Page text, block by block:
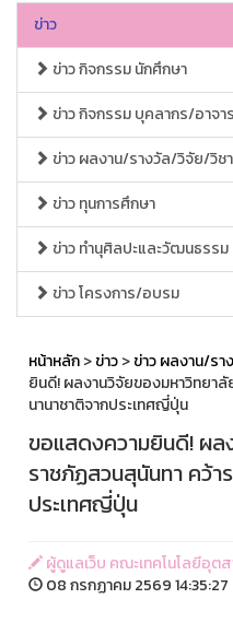
ข่าว
ข่าว กิจกรรม นักศึกษา
ข่าว กิจกรรม บุคลากร/อาจ
ข่าว ผลงาน/รางวัล/วิจัย/วิช
ข่าว ทุนการศึกษา
ข่าว ทำนุศิลปะและวัฒนธรรม
ข่าว โครงการ/อบรม
หน้าหลัก>ข่าว>ข่าว ผลงาน/ร
ยินดี! ผลงานวิจัยของมหาวิทยา
นานาชาติจากประเทศญี่ปุ่น
ขอแสดงความยินดี! ผล
ราชภัฏสวนสุนันทา คว้า
ประเทศญี่ปุ่น
ผู้ดูแลเว็บ คณะเทคโนโลยีอุต
08 กรกฏาคม 2569 14:35:27